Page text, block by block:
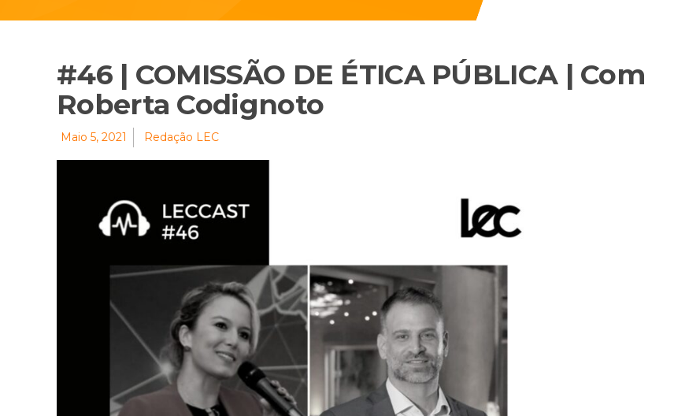
#46 | COMISSÃO DE ÉTICA PÚBLICA | Com
Roberta Codignoto
Maio 5, 2021 Redação LEC